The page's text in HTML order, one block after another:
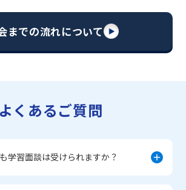
立・私立高校受験対策コース
ース
ース
までの流れについて
よくあるご質問
学習面談は受けられますか？